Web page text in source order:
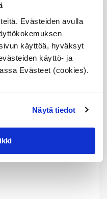
Evästeiden avulla
käyttöä, hyväksyt
käyttö- ja
Evästeet (cookies).
Näytä tiedot